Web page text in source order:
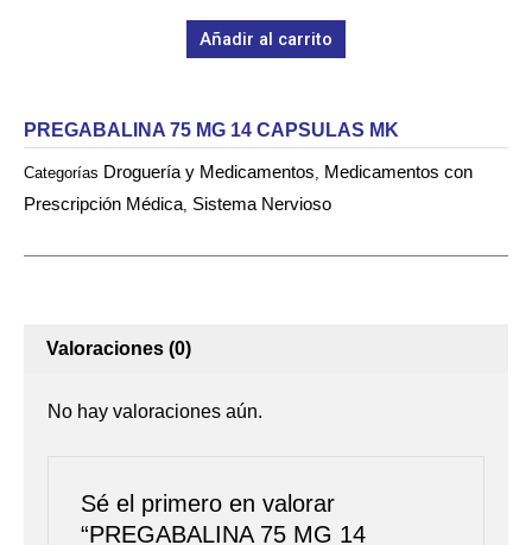
Añadir al carrito
PREGABALINA 75 MG 14 CAPSULAS MK
Categorías Droguería y Medicamentos, Medicamentos con
Prescripción Médica, Sistema Nervioso
Valoraciones (0)
No hay valoraciones aún.
Sé el primero en valorar
“PREGABALINA 75 MG 14